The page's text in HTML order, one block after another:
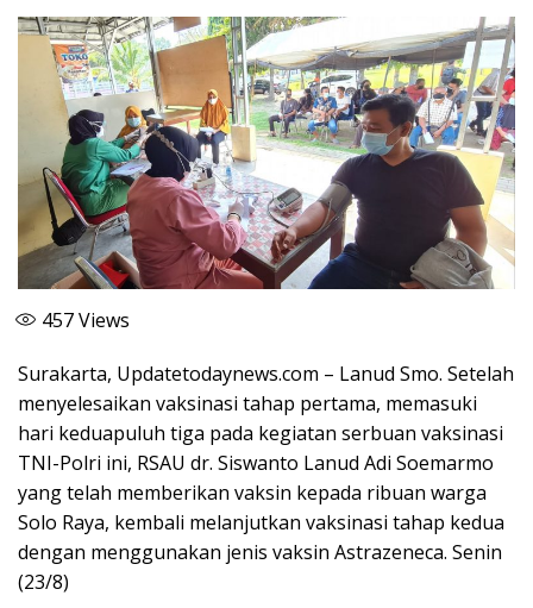
457Views
Surakarta, Updatetodaynews.com – Lanud Smo. Setelah
menyelesaikan vaksinasi tahap pertama, memasuki
hari keduapuluh tiga pada kegiatan serbuan vaksinasi
TNI-Polri ini, RSAU dr. Siswanto Lanud Adi Soemarmo
yang telah memberikan vaksin kepada ribuan warga
Solo Raya, kembali melanjutkan vaksinasi tahap kedua
dengan menggunakan jenis vaksin Astrazeneca. Senin
(23/8)